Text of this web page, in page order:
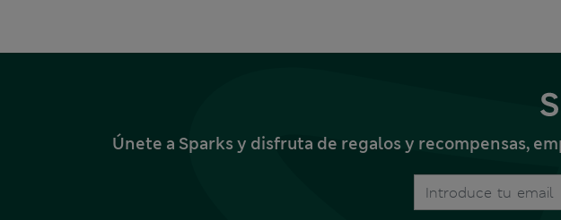
Únete a Sparks y disfruta de regalos y recompensas,